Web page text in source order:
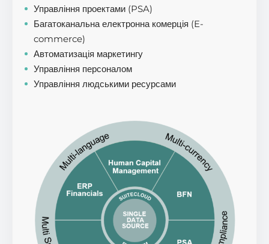
Управління проектами (PSA)
Багатоканальна електронна комерція (E-
commerce)
Автоматизація маркетингу
Управління персоналом
Управління людськими ресурсами